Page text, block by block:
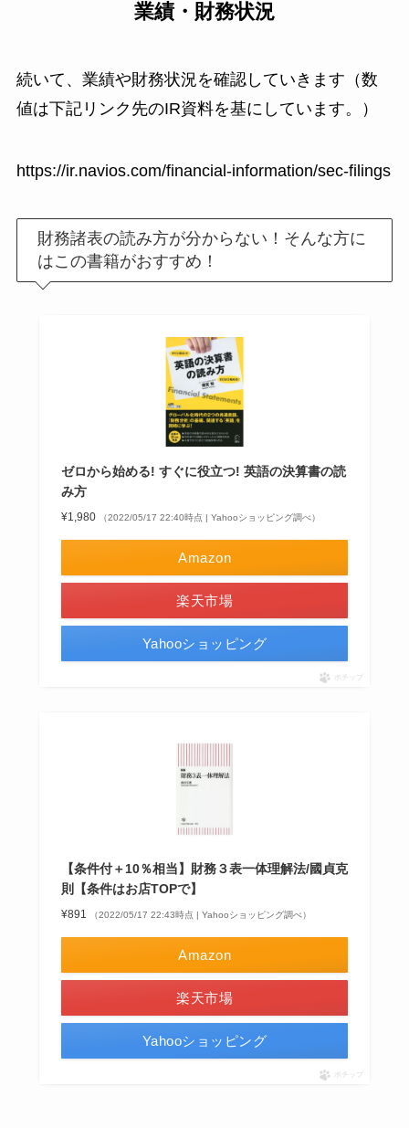
業績・財務状況
続いて、業績や財務状況を確認していきます（数
値は下記リンク先のIR資料を基にしています。）
https://ir.navios.com/financial-information/sec-filings
財務諸表の読み方が分からない！そんな方に
はこの書籍がおすすめ！
ゼロから始める! すぐに役立つ! 英語の決算書の読
み方
¥1,980 （2022/05/17 22:40時点 | Yahooショッピング調べ）
Amazon
楽天市場
Yahooショッピング
ポチップ
【条件付＋10％相当】財務３表一体理解法/國貞克
則【条件はお店TOPで】
¥891 （2022/05/17 22:43時点 | Yahooショッピング調べ）
Amazon
楽天市場
Yahooショッピング
ポチップ